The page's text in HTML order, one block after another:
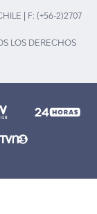
| F: (+56-2)2707
LOS DERECHOS